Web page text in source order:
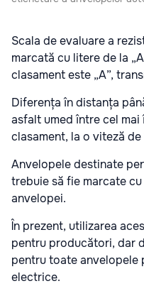
Scala de evaluare a
marcată cu litere de la
clasament este „A”,
Diferența în distanța
asfalt umed între cel
clasament, la o viteză
Anvelopele destinate
trebuie să fie marcate
anvelopei.
În prezent, utilizarea
pentru producători, dar
pentru toate anvelopele
electrice.